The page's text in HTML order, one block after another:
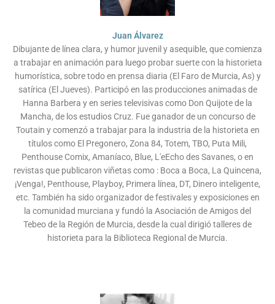
Juan Álvarez
Dibujante de línea clara, y humor juvenil y asequible, que comienza
a trabajar en animación para luego probar suerte con la historieta
humorística, sobre todo en prensa diaria (El Faro de Murcia, As) y
satírica (El Jueves). Participó en las producciones animadas de
Hanna Barbera y en series televisivas como Don Quijote de la
Mancha, de los estudios Cruz. Fue ganador de un concurso de
Toutain y comenzó a trabajar para la industria de la historieta en
títulos como El Pregonero, Zona 84, Totem, TBO, Puta Mili,
Penthouse Comix, Amaníaco, Blue, L'eEcho des Savanes, o en
revistas que publicaron viñetas como : Boca a Boca, La Quincena,
¡Venga!, Penthouse, Playboy, Primera línea, DT, Dinero inteligente,
etc. También ha sido organizador de festivales y exposiciones en
la comunidad murciana y fundó la Asociación de Amigos del
Tebeo de la Región de Murcia, desde la cual dirigió talleres de
historieta para la Biblioteca Regional de Murcia.